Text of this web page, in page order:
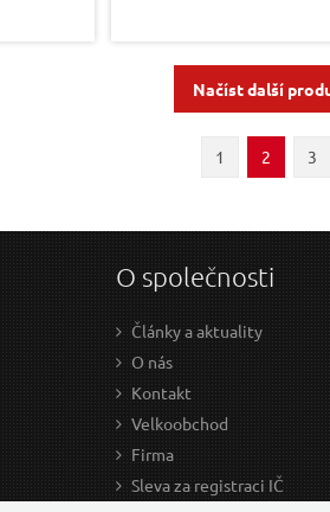
Načíst další
1 2 3
O společnosti
Články a aktuality
O nás
Kontakt
Velkoobchod
Firma
Sleva za registraci IČ